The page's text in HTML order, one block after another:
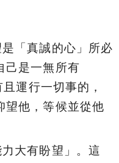
「真誠的心」所必
己是一無所有
運行一切事的，
望他，等候並從他
大有盼望 」。這